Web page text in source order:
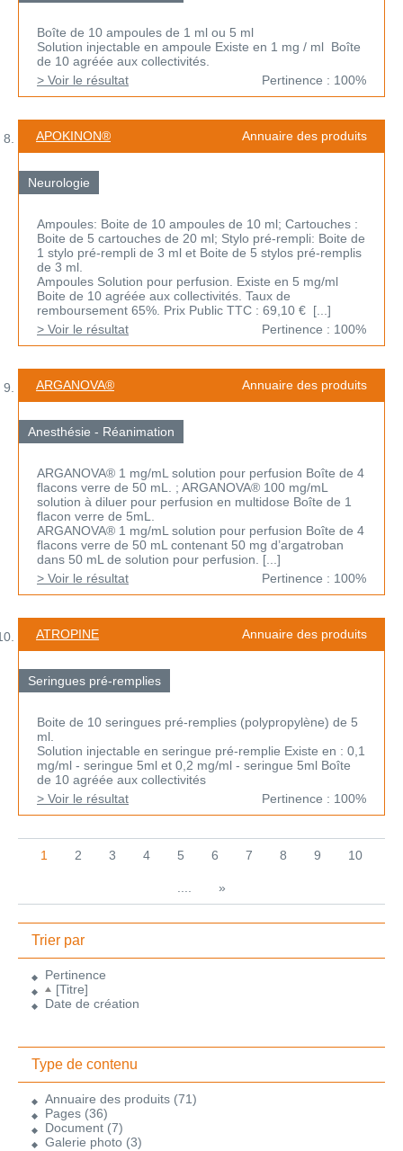
Boîte de 10 ampoules de 1 ml ou 5 ml
Solution injectable en ampoule Existe en 1 mg / ml Boîte
de 10 agréée aux collectivités.
> Voir le résultat
Pertinence : 100%
APOKINON® Annuaire des produits
Neurologie
Ampoules: Boite de 10 ampoules de 10 ml; Cartouches :
Boite de 5 cartouches de 20 ml; Stylo pré-rempli: Boite de
1 stylo pré-rempli de 3 ml et Boite de 5 stylos pré-remplis
de 3 ml.
Ampoules Solution pour perfusion. Existe en 5 mg/ml
Boite de 10 agréée aux collectivités. Taux de
remboursement 65%. Prix Public TTC : 69,10 € [...]
> Voir le résultat
Pertinence : 100%
ARGANOVA® Annuaire des produits
Anesthésie - Réanimation
ARGANOVA® 1 mg/mL solution pour perfusion Boîte de 4
flacons verre de 50 mL. ; ARGANOVA® 100 mg/mL
solution à diluer pour perfusion en multidose Boîte de 1
flacon verre de 5mL.
ARGANOVA® 1 mg/mL solution pour perfusion Boîte de 4
flacons verre de 50 mL contenant 50 mg d’argatroban
dans 50 mL de solution pour perfusion. [...]
> Voir le résultat
Pertinence : 100%
ATROPINE Annuaire des produits
Seringues pré-remplies
Boite de 10 seringues pré-remplies (polypropylène) de 5
ml.
Solution injectable en seringue pré-remplie Existe en : 0,1
mg/ml - seringue 5ml et 0,2 mg/ml - seringue 5ml Boîte
de 10 agréée aux collectivités
> Voir le résultat
Pertinence : 100%
1 2 3 4 5 6 7 8 9 10
.... »
Trier par
Pertinence
[Titre]
Date de création
Type de contenu
Annuaire des produits (71)
Pages (36)
Document (7)
Galerie photo (3)